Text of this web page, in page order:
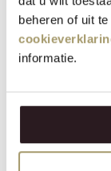
beheren of uit
informatie.
WEB232
Fromage de